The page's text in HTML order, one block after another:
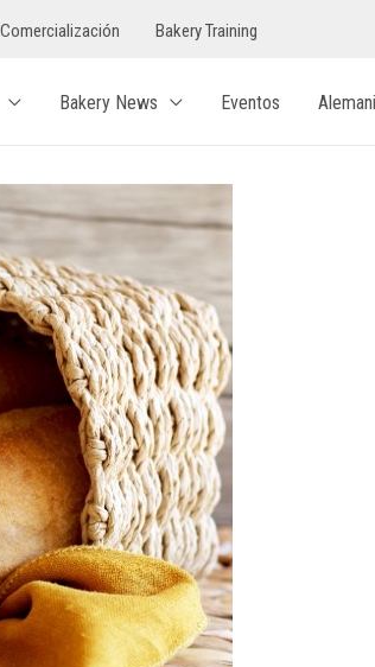
Comercialización Bakery Training
Bakery News Eventos